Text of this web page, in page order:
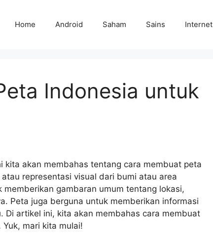
Home Android Saham Sains Internet
Indonesia untuk
kita akan membahas tentang cara membuat peta
representasi visual dari bumi atau area
gambaran umum tentang lokasi,
Peta juga berguna untuk memberikan informasi
artikel ini, kita akan membahas cara membuat
mari kita mulai!